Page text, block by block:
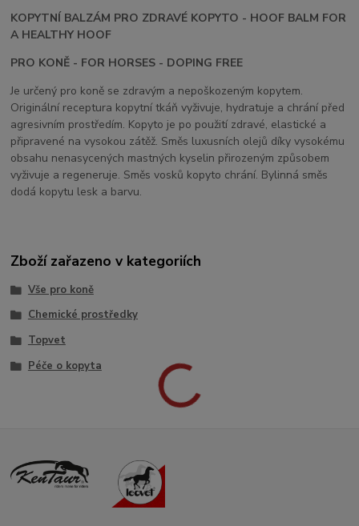
KOPYTNÍ BALZÁM PRO ZDRAVÉ KOPYTO - HOOF BALM FOR
A HEALTHY HOOF
PRO KONĚ - FOR HORSES - DOPING FREE
Je určený pro koně se zdravým a nepoškozeným kopytem.
Originální receptura kopytní tkáň vyživuje, hydratuje a chrání před
agresivním prostředím. Kopyto je po použití zdravé, elastické a
připravené na vysokou zátěž. Směs luxusních olejů díky vysokému
obsahu nenasycených mastných kyselin přirozeným způsobem
vyživuje a regeneruje. Směs vosků kopyto chrání. Bylinná směs
dodá kopytu lesk a barvu.
Zboží zařazeno v kategoriích
Vše pro koně
Chemické prostředky
Topvet
Péče o kopyta